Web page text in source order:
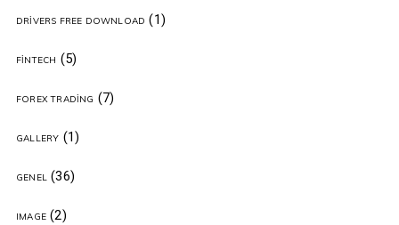
DRIVERS FREE DOWNLOAD (1)
FINTECH (5)
FOREX TRADING (7)
GALLERY (1)
GENEL(36)
IMAGE(2)